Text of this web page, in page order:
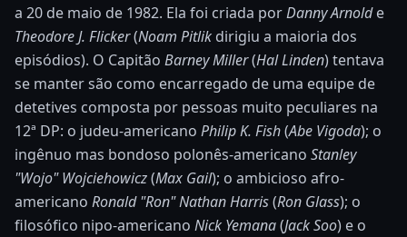
a 20 de maio de 1982. Ela foi criada porDanny Arnolde
Theodore J. Flicker(Noam Pitlik dirigiu a maioria dos
episódios). O Capitão Barney Miller(Hal Linden) tentava
se manter são como encarregado de uma equipe de
detetives composta por pessoas muito peculiares na
12ª DP: o judeu-americano Philip K. Fish(Abe Vigoda); o
ingênuo mas bondoso polonês-americano Stanley
"Wojo" Wojciehowicz(Max Gail); o ambicioso afro-
americano Ronald "Ron" Nathan Harris(Ron Glass); o
filosófico nipo-americano Nick Yemana(Jack Soo) e o